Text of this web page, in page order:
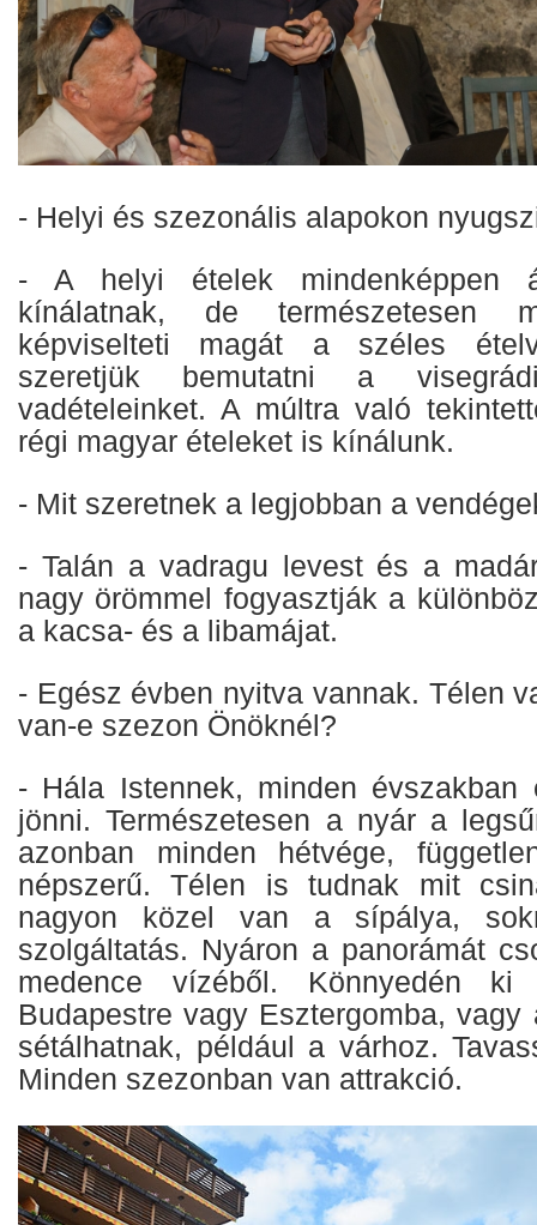
- Helyi és szezonális alapokon
- A helyi ételek mindenképpen
kínálatnak, de természetesen
képviselteti magát a széles
szeretjük bemutatni a
vadételeinket. A múltra való
régi magyar ételeket is kínálunk.
- Mit szeretnek a legjobban a
- Talán a vadragu levest és a
nagy örömmel fogyasztják a
a kacsa- és a libamájat.
- Egész évben nyitva vannak. Télen
van-e szezon Önöknél?
- Hála Istennek, minden évszakban
jönni. Természetesen a nyár a
azonban minden hétvége,
népszerű. Télen is tudnak mit
nagyon közel van a sípálya,
szolgáltatás. Nyáron a panorámát
medence vízéből. Könnyedén ki
Budapestre vagy Esztergomba,
sétálhatnak, például a várhoz.
Minden szezonban van attrakció.